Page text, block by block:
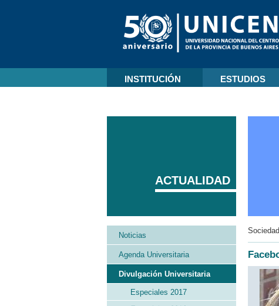
INSTITUCIÓN ESTUDIOS
ACTUALIDAD
Noticias
Agenda Universitaria
Divulgación Universitaria
Especiales 2017